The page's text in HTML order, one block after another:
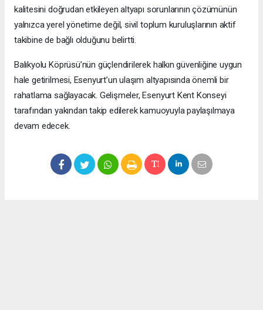
kalitesini doğrudan etkileyen altyapı sorunlarının çözümünün
yalnızca yerel yönetime değil, sivil toplum kuruluşlarının aktif
takibine de bağlı olduğunu belirtti.
Balıkyolu Köprüsü’nün güçlendirilerek halkın güvenliğine uygun
hale getirilmesi, Esenyurt’un ulaşım altyapısında önemli bir
rahatlama sağlayacak. Gelişmeler, Esenyurt Kent Konseyi
tarafından yakından takip edilerek kamuoyuyla paylaşılmaya
devam edecek.